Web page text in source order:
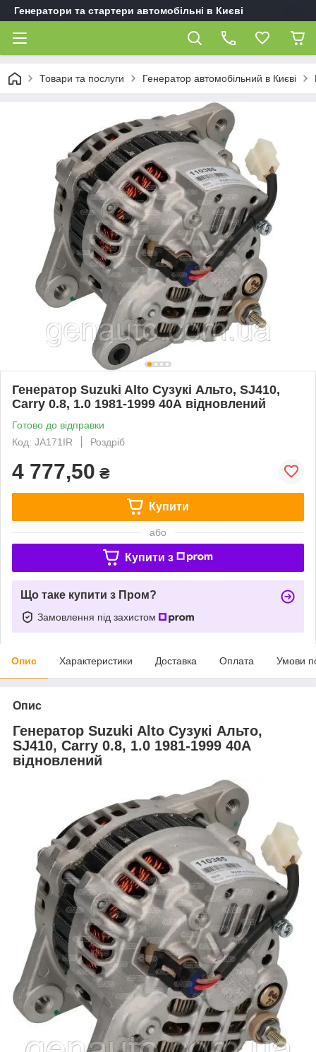
Генератори та стартери автомобільні в Києві
Товари та послуги Генератор автомобільний в Києві
Генератор Suzuki Alto Сузукі Альто, SJ410,
Carry 0.8, 1.0 1981-1999 40А відновлений
Готово до відправки
Код: JA171IR
Роздріб
4 777,50 ₴
Купити
або
Купити з
Що таке купити з Пром?
Замовлення під захистом
Опис Характеристики Доставка Оплата Умови
Опис
Генератор Suzuki Alto Сузукі Альто,
SJ410, Carry 0.8, 1.0 1981-1999 40А
відновлений